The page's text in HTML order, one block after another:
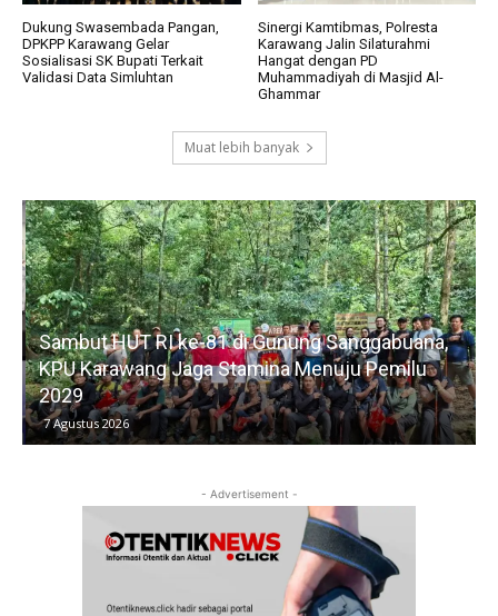
Dukung Swasembada Pangan,
DPKPP Karawang Gelar
Sosialisasi SK Bupati Terkait
Validasi Data Simluhtan
Sinergi Kamtibmas, Polresta
Karawang Jalin Silaturahmi
Hangat dengan PD
Muhammadiyah di Masjid Al-
Ghammar
Muat lebih banyak
Sambut HUT RI ke-81 di Gunung Sanggabuana,
KPU Karawang Jaga Stamina Menuju Pemilu
2029
7 Agustus 2026
- Advertisement -